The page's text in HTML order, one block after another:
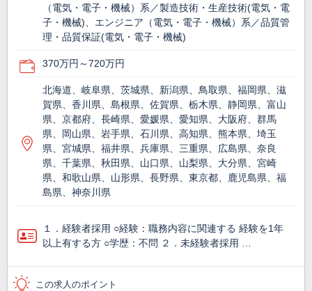
（電気・電子・機械）系／製造技術・生産技術(電気・電
子・機械)、エンジニア（電気・電子・機械）系／品質管
理・品質保証(電気・電子・機械)
370万円～720万円
北海道、岐阜県、茨城県、新潟県、鳥取県、福岡県、滋
賀県、香川県、島根県、佐賀県、栃木県、静岡県、富山
県、京都府、長崎県、愛媛県、愛知県、大阪府、群馬
県、岡山県、岩手県、石川県、高知県、熊本県、埼玉
県、宮城県、福井県、兵庫県、三重県、広島県、奈良
県、千葉県、秋田県、山口県、山梨県、大分県、宮崎
県、和歌山県、山形県、長野県、東京都、鹿児島県、福
島県、神奈川県
１．経験者採用 ○経験：職務内容に関連する 経験を1年
以上有する方 ○学歴：不問 ２．未経験者採用 …
この求人のポイント